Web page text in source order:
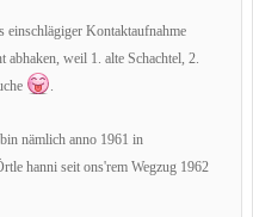
Kontaktaufnahme
abhaken, weil 1. alte Schachtel, 2.
.
nämlich anno 1961 in
hanni seit ons'rem Wegzug 1962